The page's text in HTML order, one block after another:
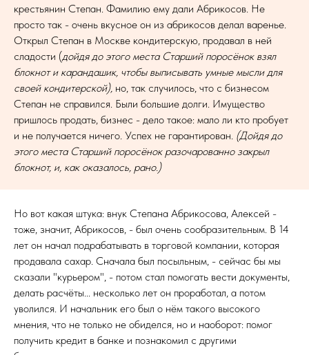
крестьянин Степан. Фамилию ему дали Абрикосов. Не
просто так - очень вкусное он из абрикосов делал варенье.
Открыл Степан в Москве кондитерскую, продавал в ней
сладости (дойдя до этого места Старший поросёнок взял
блокнот и карандашик, чтобы выписывать умные мысли для
своей кондитерской), но, так случилось, что с бизнесом
Степан не справился. Были большие долги. Имущество
пришлось продать, бизнес - дело такое: мало ли кто пробует
и не получается ничего. Успех не гарантирован. (Дойдя до
этого места Старший поросёнок разочарованно закрыл
блокнот, и, как оказалось, рано.)
Но вот какая штука: внук Степана Абрикосова, Алексей -
тоже, значит, Абрикосов, - был очень сообразительным. В 14
лет он начал подрабатывать в торговой компании, которая
продавала сахар. Сначала был посыльным, - сейчас бы мы
сказали "курьером", - потом стал помогать вести документы,
делать расчёты... несколько лет он проработал, а потом
уволился. И начальник его был о нём такого высокого
мнения, что не только не обиделся, но и наоборот: помог
получить кредит в банке и познакомил с другими